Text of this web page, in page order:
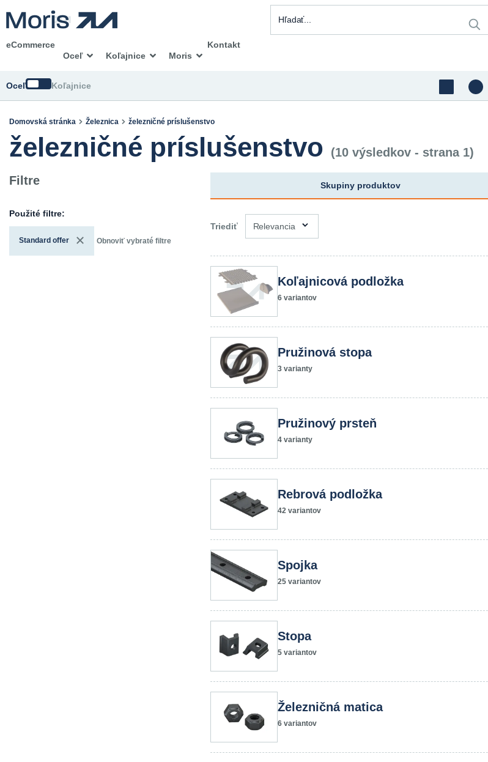
eCommerce
Oceľ
Koľajnice Moris
Kontakt
OceľZmeniťKoľajnice
Domovská stránka Železnica železničné príslušenstvo
železničné príslušenstvo (10 výsledkov - strana 1)
Filtre
Použité filtre:
Standard offer Obnoviť vybraté filtre
Skupiny produktov
Triediť Relevancia
Koľajnicová podložka
6 variantov
Pružinová stopa
3 varianty
Pružinový prsteň
4 varianty
Rebrová podložka
42 variantov
Spojka
25 variantov
Stopa
5 variantov
Železničná matica
6 variantov